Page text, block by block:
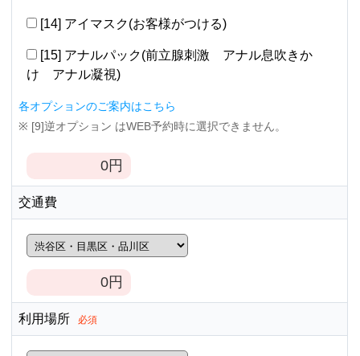
[14] アイマスク(お客様がつける)
[15] アナルパック(前立腺刺激 アナル息吹きか
け アナル凝視)
各オプションのご案内はこちら
※ [9]逆オプション はWEB予約時に選択できません。
0円
交通費
0円
利用場所 必須